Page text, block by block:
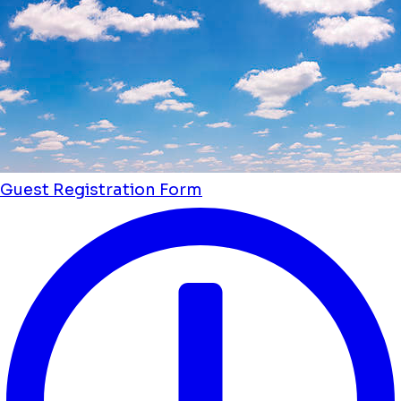
Guest Registration Form